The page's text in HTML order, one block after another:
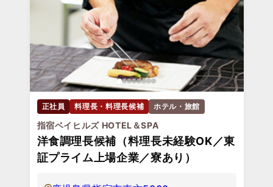
正社員 料理長・料理長候補 ホテル・旅館
指宿ベイヒルズ HOTEL＆SPA
洋食調理長候補（料理長未経験OK／東
証プライム上場企業／寮あり）